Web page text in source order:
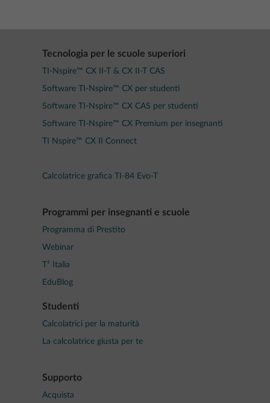
Tecnologia per le scuole superiori
TI-Nspire™ CX II-T & CX II-T CAS
Software TI-Nspire™ CX per studenti
Software TI-Nspire™ CX CAS per studenti
Software TI-Nspire™ CX Premium per insegnanti
TI Nspire™ CX II Connect
Calcolatrice grafica TI-84 Evo-T
Programmi per insegnanti e scuole
Programma di Prestito
Webinar
T³ Italia
EduBlog
Studenti
Calcolatrici per la maturità
La calcolatrice giusta per te
Supporto
Acquista